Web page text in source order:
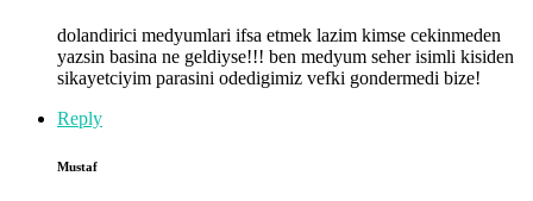
dolandirici medyumlari ifsa etmek lazim kimse cekinmeden
yazsin basina ne geldiyse!!! ben medyum seher isimli kisiden
sikayetciyim parasini odedigimiz vefki gondermedi bize!
Reply
Mustaf